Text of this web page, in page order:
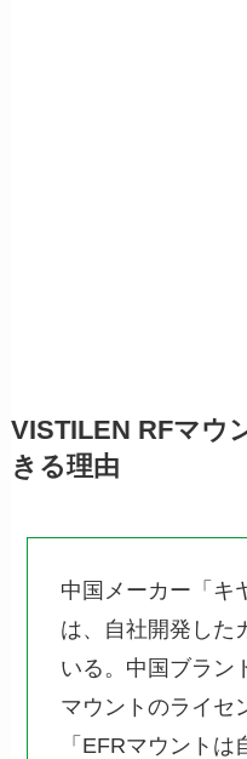
VISTILEN RFマウ
きる理由
中国メーカー「キ
は、自社開発した
いる。中国ブラン
マウントのライセ
「EFRマウント